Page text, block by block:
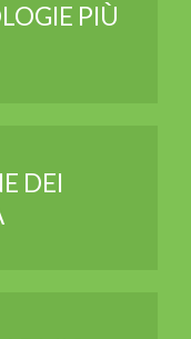
PIÙ
DEI